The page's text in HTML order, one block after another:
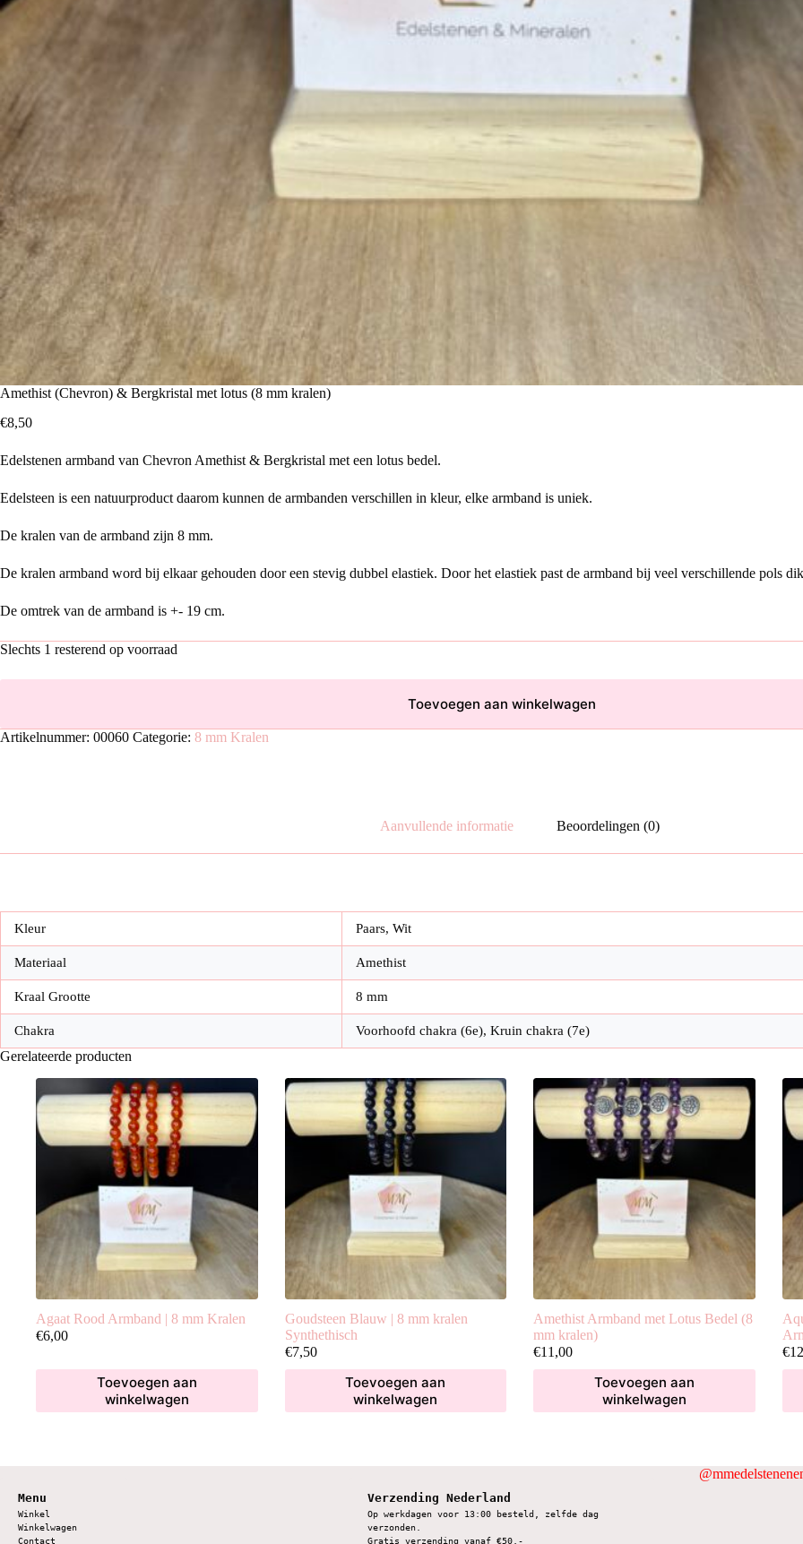
Amethist (Chevron) & Bergkristal met lotus (8 mm kralen)
€8,50
Edelstenen armband van Chevron Amethist & Bergkristal met een lotus bedel.
Edelsteen is een natuurproduct daarom kunnen de armbanden verschillen in kleur, elke armband is uniek.
De kralen van de armband zijn 8 mm.
De kralen armband word bij elkaar gehouden door een stevig dubbel elastiek. Door het elastiek past de armband bij veel verschillende pols
De omtrek van de armband is +- 19 cm.
Slechts 1 resterend op voorraad
Toevoegen aan winkelwagen
Artikelnummer: 00060 Categorie: 8 mm Kralen
Aanvullende informatie Beoordelingen (0)
Kleur Paars, Wit
Materiaal Amethist
Kraal Grootte 8 mm
Chakra Voorhoofd chakra (6e), Kruin chakra (7e)
Gerelateerde producten
Agaat Rood Armband | 8 mm Kralen
€6,00
Toevoegen aan
winkelwagen
Goudsteen Blauw | 8 mm kralen
Synthethisch
€7,50
Toevoegen aan
winkelwagen
Amethist Armband met Lotus Bedel (8
mm kralen)
€11,00
Toevoegen aan
winkelwagen
€
Menu
Winkel
Winkelwagen
Contact
Verzending Nederland
Op werkdagen voor 13:00 besteld, zelfde dag
verzonden.
Gratis verzending vanaf €50,-